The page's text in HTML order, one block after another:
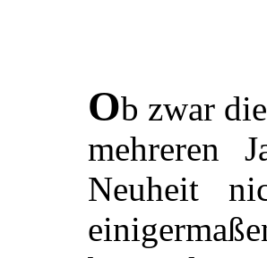
Ob zwar
mehreren
Neuheit